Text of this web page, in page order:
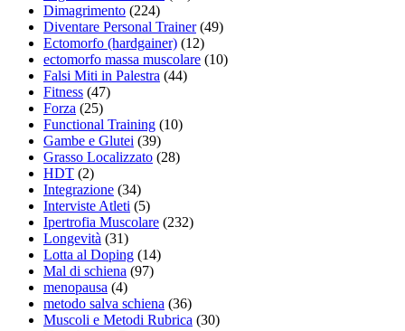
Dimagrimento (224)
Diventare Personal Trainer(49)
Ectomorfo (hardgainer) (12)
ectomorfo massa muscolare (10)
Falsi Miti in Palestra (44)
Fitness (47)
Forza (25)
Functional Training (10)
Gambe e Glutei (39)
Grasso Localizzato (28)
HDT (2)
Integrazione (34)
Interviste Atleti (5)
Ipertrofia Muscolare (232)
Longevità (31)
Lotta al Doping (14)
Mal di schiena (97)
menopausa (4)
metodo salva schiena (36)
Muscoli e Metodi Rubrica (30)